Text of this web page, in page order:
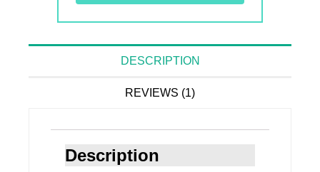
DESCRIPTION
REVIEWS (1)
Description